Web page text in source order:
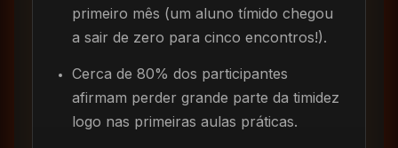
primeiro mês (um aluno tímido chegou
a sair de zero para cinco encontros!).
Cerca de 80% dos participantes
afirmam perder grande parte da timidez
logo nas primeiras aulas práticas.